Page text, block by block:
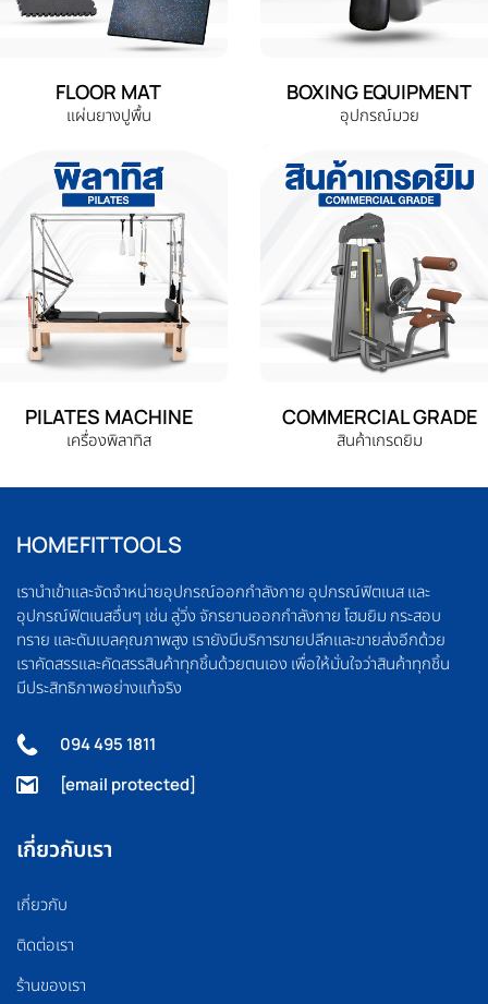
FLOOR MAT
แผ่นยางปูพื้น
BOXING EQUIPMENT
อุปกรณ์มวย
PILATES MACHINE
เครื่องพิลาทิส
COMMERCIAL GRADE
สินค้าเกรดยิม
HOMEFITTOOLS
เรานำเข้าและจัดจำหน่ายอุปกรณ์ออกกำลังกาย อุปกรณ์ฟิตเนส และ
อุปกรณ์ฟิตเนสอื่นๆ เช่น ลู่วิ่ง จักรยานออกกำลังกาย โฮมยิม กระสอบ
ทราย และดัมเบลคุณภาพสูง เรายังมีบริการขายปลีกและขายส่งอีกด้วย
เราคัดสรรและคัดสรรสินค้าทุกชิ้นด้วยตนเอง เพื่อให้มั่นใจว่าสินค้าทุกชิ้น
มีประสิทธิภาพอย่างแท้จริง
094 495 1811
[email protected]
เกี่ยวกับเรา
เกี่ยวกับ
ติดต่อเรา
ร้านของเรา